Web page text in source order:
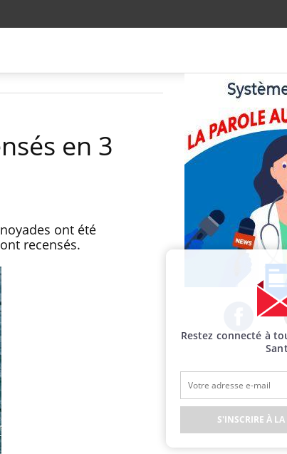
en 3
ont été
recensés.
Facebook
Restez connecté à
S'INSCRIRE À